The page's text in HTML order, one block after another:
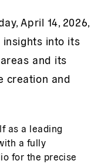
April 14, 2026,
into its
and its
creation and
as a leading
a fully
for the precise